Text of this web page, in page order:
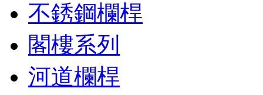
不銹鋼欄桿
閣樓系列
河道欄桿